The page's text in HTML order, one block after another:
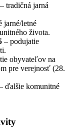
– tradičná jarná
jarné/letné
života.
– podujatie
obyvateľov na
pre verejnosť (28.
ďalšie komunitné